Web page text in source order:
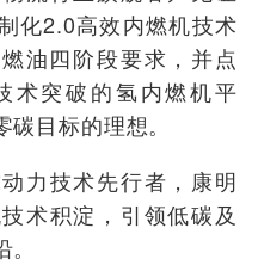
化2.0高效内燃机技术
油四阶段要求，并点
术突破的氢内燃机平
目标的理想。
力技术先行者，康明
术积淀，引领低碳及